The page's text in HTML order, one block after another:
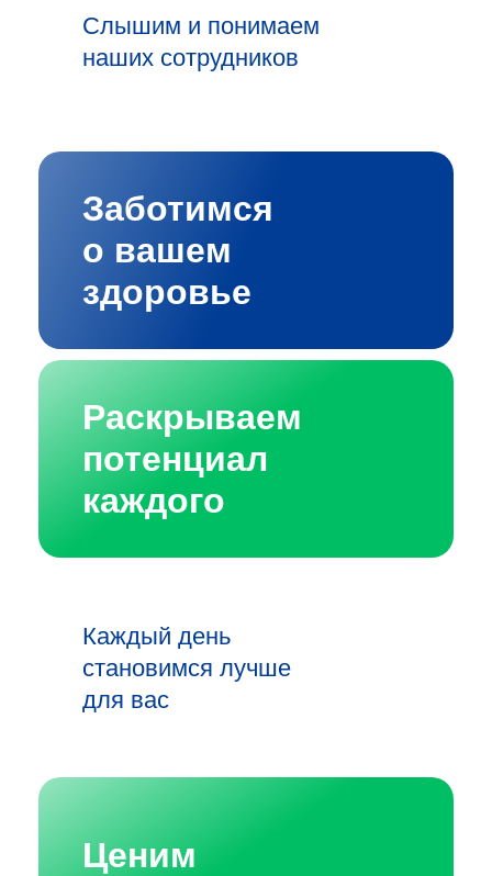
Слышим и понимаем
наших сотрудников
Заботимся
о вашем
здоровье
Раскрываем
потенциал
каждого
Каждый день
становимся лучше
для вас
Ценим